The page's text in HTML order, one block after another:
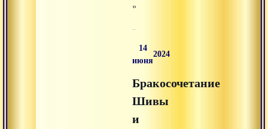
«Перенастроить
из
«аудиолекции»
на
14
июня
2024
Бракосочетание
Шивы
и